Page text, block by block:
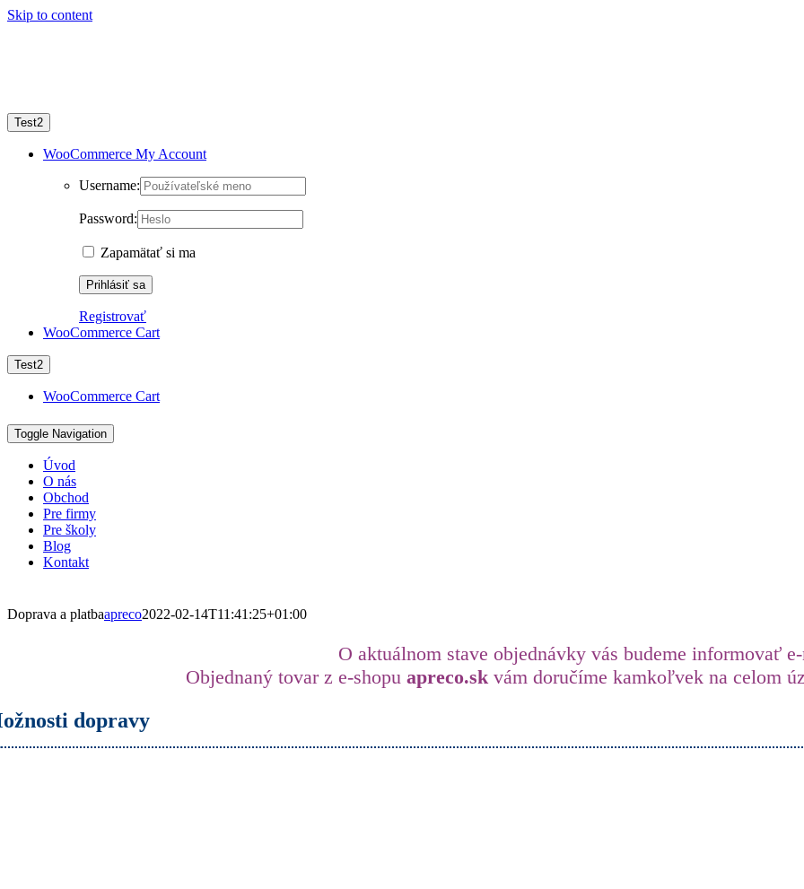
Skip to content
Test2
WooCommerce My Account
Username:
Password:
Zapamätať si ma
Registrovať
WooCommerce Cart
Test2
WooCommerce Cart
Toggle Navigation
Úvod
O nás
Obchod
Pre firmy
Pre školy
Blog
Kontakt
Doprava a platbaapreco2022-02-14T11:41:25+01:00
O aktuálnom stave objednávky vás budeme informovať
Objednaný tovar z e-shopu apreco.skvám doručíme kamkoľvek na celom
dopravy